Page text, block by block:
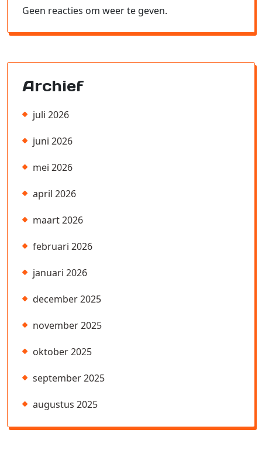
Geen reacties om weer te geven.
Archief
juli 2026
juni 2026
mei 2026
april 2026
maart 2026
februari 2026
januari 2026
december 2025
november 2025
oktober 2025
september 2025
augustus 2025